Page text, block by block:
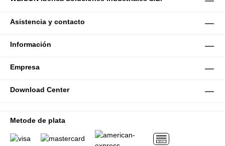
Asistencia y contacto
Información
Empresa
Download Center
Metode de plata